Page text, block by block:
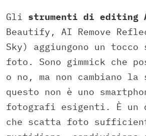
Gli strumenti di editing
Beautify, AI Remove
Sky) aggiungono un
foto. Sono gimmick che
o no, ma non cambiano la
questo non è uno
fotografi esigenti. È un
che scatta foto